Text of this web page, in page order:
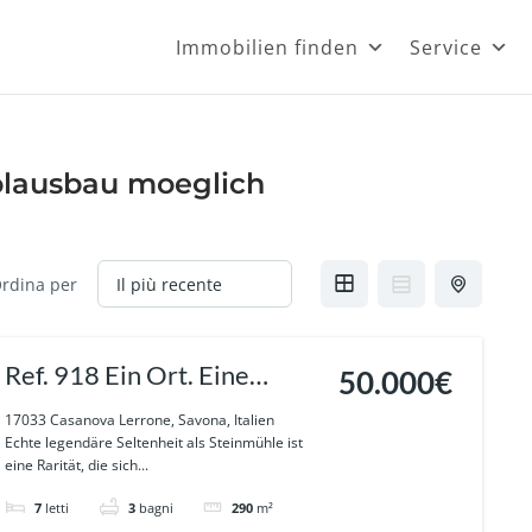
Immobilien finden Service
moeglich
per
Ref. 918 Ein Ort. Eine
Gemeinschaft. Ein Zuhause
in Casanova Lerrone
17033 Casanova Lerrone, Savona, Italien
Echte legendäre Seltenheit als Steinmühle ist
eine Rarität, die sich...
7 letti 3 bagni 290 m²
50.000€